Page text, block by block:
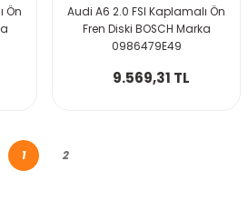
Ön
Audi A6 2.0 FSI Kaplamalı Ön
Fren Diski BOSCH Marka
0986479E49
9.569,31 TL
1 2